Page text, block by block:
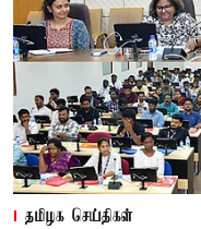
தமிழக செய்திகள்